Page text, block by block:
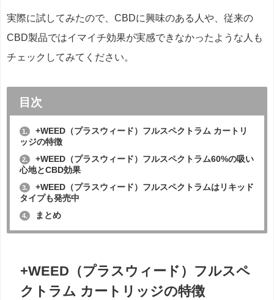
実際に試してみたので、CBDに興味のある人や、従来の
CBD製品ではイマイチ効果が実感できなかったような人も
チェックしてみてください。
目次
1.
+WEED（プラスウィード）フルスペクトラム カートリ
ッジの特徴
2.
+WEED（プラスウィード）フルスペクトラム60%の吸い
心地とCBD効果
3.
+WEED（プラスウィード）フルスペクトラムはリキッド
タイプも発売中
4. まとめ
+WEED（プラスウィード）フルスペ
クトラム カートリッジの特徴